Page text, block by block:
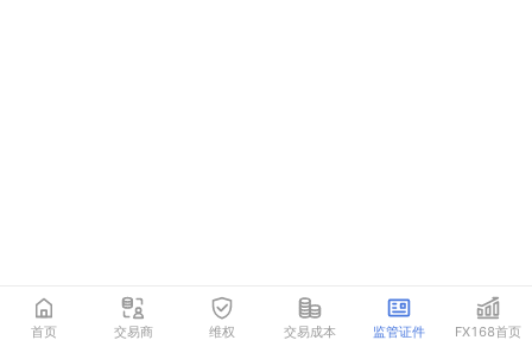
首页 交易商 维权 交易成本 监管证件 FX168首页